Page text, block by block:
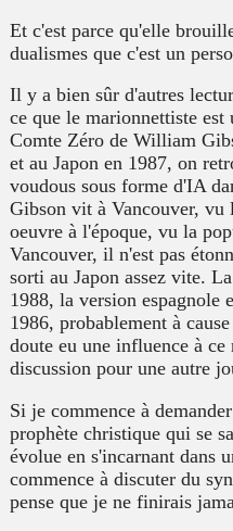
Et c'est parce qu'elle
dualismes que c'est un
Il y a bien sûr d'autres
ce que le marionnettiste
Comte Zéro de William
et au Japon en 1987, on
voudous sous forme d'IA
Gibson vit à Vancouver, vu
oeuvre à l'époque, vu la
Vancouver, il n'est pas
sorti au Japon assez vite.
1988, la version espagnole
1986, probablement à
doute eu une influence à
discussion pour une autre
Si je commence à
prophète christique qui se
évolue en s'incarnant dans
commence à discuter du
pense que je ne finirais